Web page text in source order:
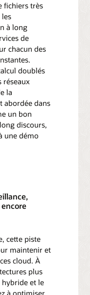
fichiers très
à long
de
chacun des
doublés
réseaux
la
abordée dans
un bon
discours,
une démo
cette piste
maintenir et
cloud. À
plus
et le